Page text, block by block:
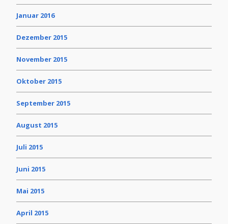
Januar 2016
Dezember 2015
November 2015
Oktober 2015
September 2015
August 2015
Juli 2015
Juni 2015
Mai 2015
April 2015